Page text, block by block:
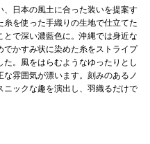
リュック･バッ
ボストンバッグ
日本の風土に合った装いを提案す
を使った手織りの生地で仕立てた
で深い濃藍色に。沖縄では身近な
かすみ状に染めた糸をストライプ
。風をはらむようなゆったりとし
雰囲気が漂います。刻みのあるノ
ックな趣を演出し、羽織るだけで